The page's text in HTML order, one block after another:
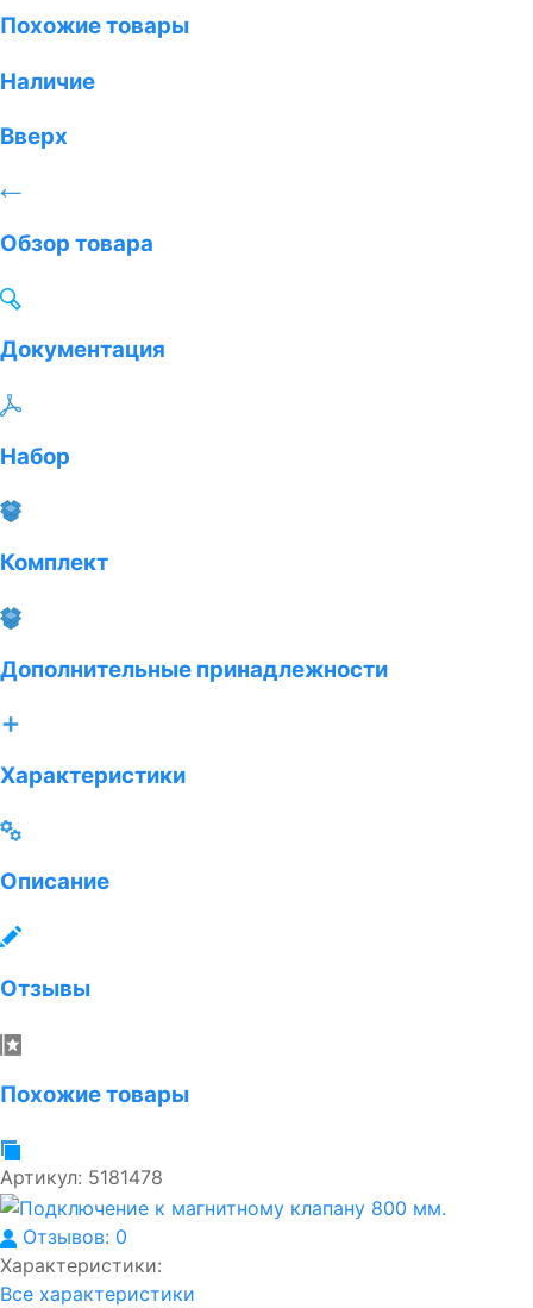
Похожие товары
Наличие
Вверх
Обзор товара
Документация
Набор
Комплект
Дополнительные принадлежности
Характеристики
Описание
Отзывы
Похожие товары
Артикул: 5181478
Отзывов: 0
Характеристики:
Все характеристики